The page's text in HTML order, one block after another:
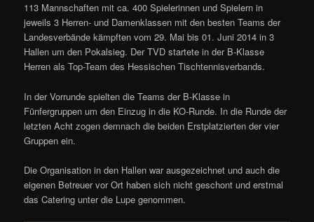
113 Mannschaften mit ca. 400 Spielerinnen und Spielern in
jeweils 3 Herren- und Damenklassen mit den besten Teams der
Landesverbände kämpften vom 29. Mai bis 01. Juni 2014 in 3
Hallen um den Pokalsieg. Der TVD startete in der B-Klasse
Herren als Top-Team des Hessischen Tischtennisverbands.
In der Vorrunde spielten die Teams der B-Klasse in
Fünfergruppen um den Einzug in die KO-Runde. In die Runde der
letzten Acht zogen demnach die beiden Erstplatzierten der vier
Gruppen ein.
Die Organisation in den Hallen war ausgezeichnet und auch die
eigenen Betreuer vor Ort haben sich nicht geschont und erstmal
das Catering unter die Lupe genommen.